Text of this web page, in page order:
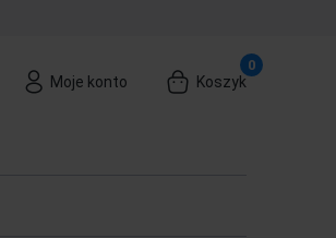
Moje konto Koszyk